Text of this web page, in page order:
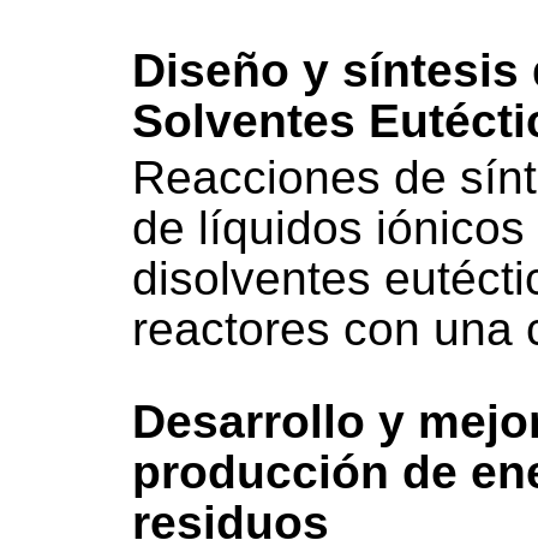
Diseño y
Solventes
Reacciones de
de líquidos
disolventes
reactores con una
Desarrollo y
producción de
residuos